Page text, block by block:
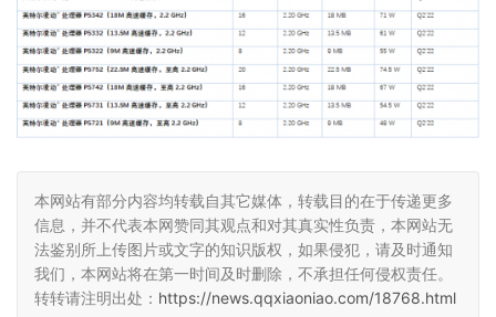
本网站有部分内容均转载自其它媒体，转载目的在于传递更多
信息，并不代表本网赞同其观点和对其真实性负责，本网站无
法鉴别所上传图片或文字的知识版权，如果侵犯，请及时通知
我们，本网站将在第一时间及时删除，不承担任何侵权责任。
转转请注明出处： https://news.qqxiaoniao.com/18768.html